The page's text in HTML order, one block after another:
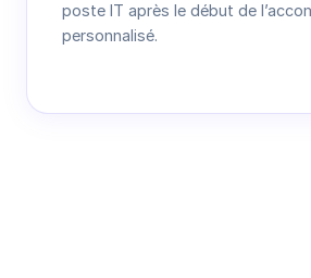
poste IT après le début de
personnalisé.